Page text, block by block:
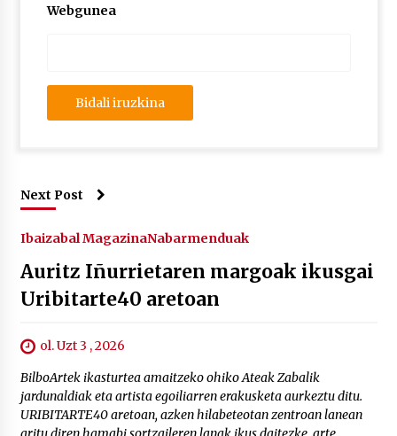
Webgunea
Next Post
Ibaizabal MagazinaNabarmenduak
Auritz Iñurrietaren margoak ikusgai
Uribitarte40 aretoan
ol. Uzt 3 , 2026
BilboArtek ikasturtea amaitzeko ohiko Ateak Zabalik
jardunaldiak eta artista egoiliarren erakusketa aurkeztu ditu.
URIBITARTE40 aretoan, azken hilabeteotan zentroan lanean